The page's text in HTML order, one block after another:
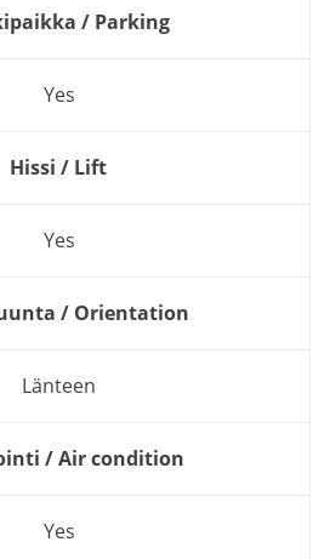
/ Parking
Yes
Hissi / Lift
Yes
/ Orientation
Länteen
/ Air condition
Yes